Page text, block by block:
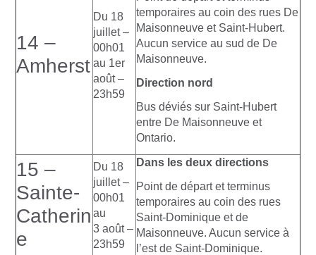
14 –
Amherst
Du 18
juillet –
00h01
au 1er
août –
23h59
temporaires au coin des rues De
Maisonneuve et Saint-Hubert.
Aucun service au sud de De
Maisonneuve.
Direction nord
Bus déviés sur Saint-Hubert
entre De Maisonneuve et
Ontario.
15 –
Sainte-
Catherin
e
Du 18
juillet –
00h01
au
3 août –
23h59
Dans les deux directions
Point de départ et terminus
temporaires au coin des rues
Saint-Dominique et de
Maisonneuve. Aucun service à
l’est de Saint-Dominique.